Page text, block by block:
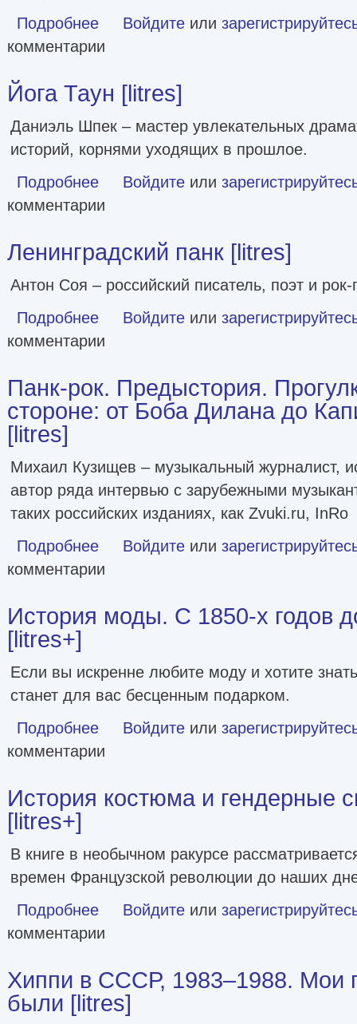
Подробнее о Бледные [СИ litres]
Войдите или
комментарии
Йога Таун [litres]
Даниэль Шпек – мастер увлекательных
историй, корнями уходящих в прошлое.
Подробнее о Йога Таун [litres]
Войдите или
комментарии
Ленинградский панк [litres]
Антон Соя – российский писатель, поэт и
Подробнее о Ленинградский панк [litres]
Войдите или
комментарии
Панк-рок. Предыстория.
стороне: от Боба Дилана до
[litres]
Михаил Кузищев – музыкальный журналист,
автор ряда интервью с зарубежными
таких российских изданиях, как Zvuki.ru, InRo
Подробнее о Панк-рок. Предыстория. Прогулки по дикой
Войдите или
комментарии
История моды. С 1850-х годов
[litres+]
Если вы искренне любите моду и хотите
станет для вас бесценным подарком.
Подробнее о История моды. С 1850-х годов до наших дней [litres+]
Войдите или
комментарии
История костюма и гендерные
[litres+]
В книге в необычном ракурсе
времен Французской революции до наших
Подробнее о История костюма и гендерные сюжеты моды [litres+]
Войдите или
комментарии
Хиппи в СССР, 1983–1988. Мои
были [litres]